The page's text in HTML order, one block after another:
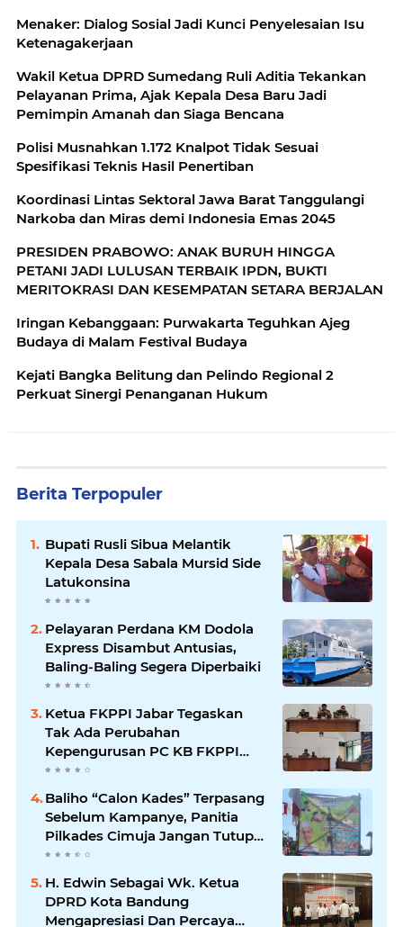
Menaker: Dialog Sosial Jadi Kunci Penyelesaian Isu
Ketenagakerjaan
Wakil Ketua DPRD Sumedang Ruli Aditia Tekankan
Pelayanan Prima, Ajak Kepala Desa Baru Jadi
Pemimpin Amanah dan Siaga Bencana
Polisi Musnahkan 1.172 Knalpot Tidak Sesuai
Spesifikasi Teknis Hasil Penertiban
Koordinasi Lintas Sektoral Jawa Barat Tanggulangi
Narkoba dan Miras demi Indonesia Emas 2045
PRESIDEN PRABOWO: ANAK BURUH HINGGA
PETANI JADI LULUSAN TERBAIK IPDN, BUKTI
MERITOKRASI DAN KESEMPATAN SETARA BERJALAN
Iringan Kebanggaan: Purwakarta Teguhkan Ajeg
Budaya di Malam Festival Budaya
Kejati Bangka Belitung dan Pelindo Regional 2
Perkuat Sinergi Penanganan Hukum
Berita Terpopuler
Bupati Rusli Sibua Melantik
Kepala Desa Sabala Mursid Side
Latukonsina
Pelayaran Perdana KM Dodola
Express Disambut Antusias,
Baling-Baling Segera Diperbaiki
Ketua FKPPI Jabar Tegaskan
Tak Ada Perubahan
Kepengurusan PC KB FKPPI
Sumedang, Ketua Cabang
Baliho “Calon Kades” Terpasang
Sebelum Kampanye, Panitia
Pilkades Cimuja Jangan Tutup
Mata
H. Edwin Sebagai Wk. Ketua
DPRD Kota Bandung
Mengapresiasi Dan Percaya